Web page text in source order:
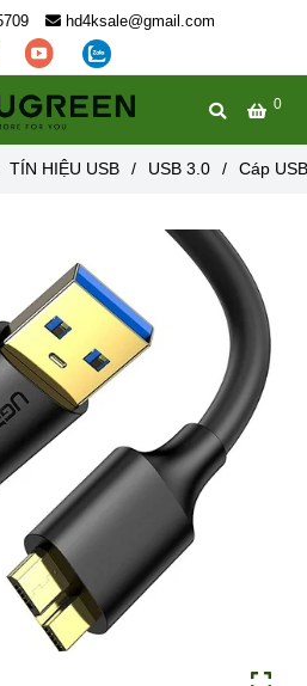
hd4ksale@gmail.com
0
TÍN HIỆU USB / USB 3.0 / Cáp